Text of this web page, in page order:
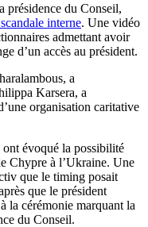
présidence du Conseil,
interne. Une vidéo
admettant avoir
d’un accès au président.
a
Karsera, a
organisation caritative
ont évoqué la possibilité
Chypre à l’Ukraine. Une
que le timing posait
que le président
la cérémonie marquant la
du Conseil.